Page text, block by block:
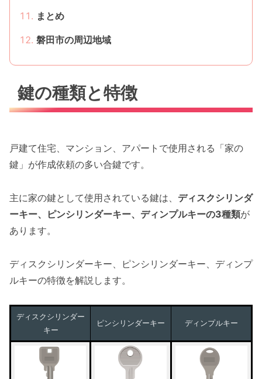
まとめ
磐田市の周辺地域
鍵の種類と特徴
戸建て住宅、マンション、アパートで使用される「家の
鍵」が作成依頼の多い合鍵です。
主に家の鍵として使用されている鍵は、 ディスクシリンダ
ーキー、ピンシリンダーキー、ディンプルキーの3種類が
あります。
ディスクシリンダーキー、ピンシリンダーキー、ディンプ
ルキーの特徴を解説します。
ディスクシリンダー
キー
ピンシリンダーキー ディンプルキー